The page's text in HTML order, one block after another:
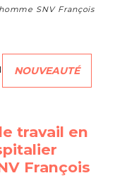
SNV François
NOUVEAUTÉ
travail en
François